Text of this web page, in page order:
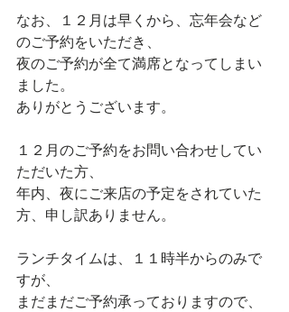
なお、１２月は早くから、忘年会など
のご予約をいただき、
夜のご予約が全て満席となってしまい
ました。
ありがとうございます。
１２月のご予約をお問い合わせしてい
ただいた方、
年内、夜にご来店の予定をされていた
方、申し訳ありません。
ランチタイムは、１１時半からのみで
すが、
まだまだご予約承っておりますので、